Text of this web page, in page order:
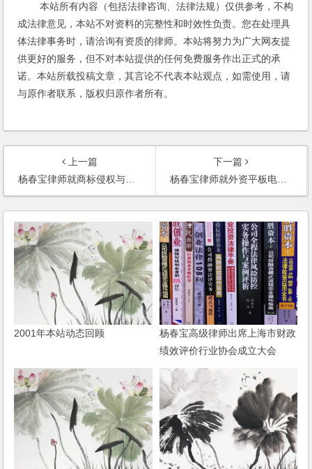
本站所有内容（包括法律咨询、法律法规）仅供参考，不构
成法律意见，本站不对资料的完整性和时效性负责。您在处理具
体法律事务时，请洽询有资质的律师。本站将努力为广大网友提
供更好的服务，但不对本站提供的任何免费服务作出正式的承
诺。本站所载投稿文章，其言论不代表本站观点，如需使用，请
与原作者联系，版权归原作者所有。
上一篇
杨春宝律师就商标侵权与不正当竞争接受《21世纪经济报道》记者采访
下一篇
杨春宝律师就外资平板电视倾销接受第一财经日报记者采访
2001年本站动态回顾
杨春宝高级律师出席上海市财政
绩效评价行业协会成立大会